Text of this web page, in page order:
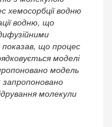
хемосорбції водню
водню, що
що процес
моделі
модель
запропоновано
молекули